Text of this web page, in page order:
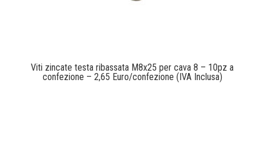
Viti zincate testa ribassata M8x25 per cava 8 – 10pz a
confezione – 2,65 Euro/confezione (IVA Inclusa)